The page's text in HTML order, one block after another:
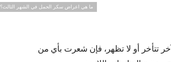
ما هي اعراض سكر الحمل في الشهر الثالث؟
تتأخر أو لا تظهر، فإن شعرت بأي من